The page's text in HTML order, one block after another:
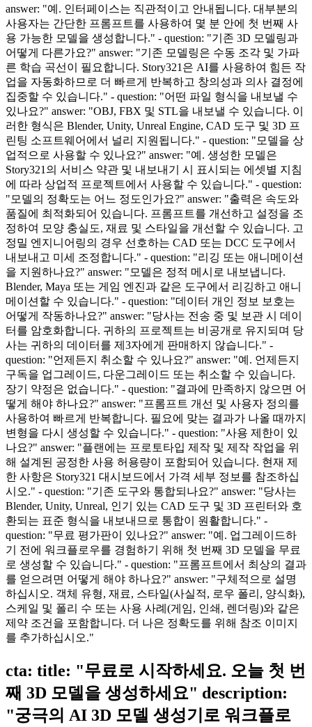
answer: "예. 인터페이스는 직관적이고 안내됩니다. 대부분의
사용자는 간단한 프롬프트를 사용하여 몇 분 안에 첫 번째 사
용 가능한 모델을 생성합니다." - question: "기존 3D 모델링과
어떻게 다른가요?" answer: "기존 모델링은 수동 조각 및 가파
른 학습 곡선이 필요합니다. Story321은 AI를 사용하여 힘든 작
업을 자동화하므로 더 빠르게 반복하고 창의성과 의사 결정에
집중할 수 있습니다." - question: "어떤 파일 형식을 내보낼 수
있나요?" answer: "OBJ, FBX 및 STL을 내보낼 수 있습니다. 이
러한 형식은 Blender, Unity, Unreal Engine, CAD 도구 및 3D 프
린팅 소프트웨어에서 널리 지원됩니다." - question: "모델을 상
업적으로 사용할 수 있나요?" answer: "예. 생성한 모델은
Story321의 서비스 약관 및 내보내기 시 표시되는 에셋별 지침
에 따라 상업적 프로젝트에서 사용할 수 있습니다." - question:
"모델의 정확도는 어느 정도인가요?" answer: "출력은 속도와
품질에 최적화되어 있습니다. 프롬프트를 개선하고 설정을 조
정하여 모양 충실도, 재료 및 스타일을 개선할 수 있습니다. 고
정밀 엔지니어링의 경우 선호하는 CAD 또는 DCC 도구에서
내보내고 미세 조정합니다." - question: "리깅 또는 애니메이션
을 지원하나요?" answer: "모델은 정적 메시로 내보냅니다.
Blender, Maya 또는 게임 엔진과 같은 도구에서 리깅하고 애니
메이션할 수 있습니다." - question: "데이터 개인 정보 보호는
어떻게 작동하나요?" answer: "당사는 전송 중 및 보관 시 데이
터를 암호화합니다. 귀하의 프로젝트는 비공개로 유지되며 당
사는 귀하의 데이터를 제3자에게 판매하지 않습니다." -
question: "언제든지 취소할 수 있나요?" answer: "예. 언제든지
구독을 업그레이드, 다운그레이드 또는 취소할 수 있습니다.
장기 약정은 없습니다." - question: "결과에 만족하지 않으면 어
떻게 해야 하나요?" answer: "프롬프트 개선 및 사용자 정의를
사용하여 빠르게 반복합니다. 필요에 맞는 결과가 나올 때까지
변형을 다시 생성할 수 있습니다." - question: "사용 제한이 있
나요?" answer: "플랜에는 프로토타입 제작 및 제작 작업을 위
해 설계된 공정한 사용 허용량이 포함되어 있습니다. 현재 제
한 사항은 Story321 대시보드에서 가격 세부 정보를 참조하십
시오." - question: "기존 도구와 통합되나요?" answer: "당사는
Blender, Unity, Unreal, 인기 있는 CAD 도구 및 3D 프린터와 호
환되는 표준 형식을 내보내므로 통합이 원활합니다." -
question: "무료 평가판이 있나요?" answer: "예. 업그레이드하
기 전에 워크플로우를 경험하기 위해 첫 번째 3D 모델을 무료
로 생성할 수 있습니다." - question: "프롬프트에서 최상의 결과
를 얻으려면 어떻게 해야 하나요?" answer: "구체적으로 설명
하십시오. 객체 유형, 재료, 스타일(사실적, 로우 폴리, 양식화),
스케일 및 폴리 수 또는 사용 사례(게임, 인쇄, 렌더링)와 같은
제약 조건을 포함합니다. 더 나은 정확도를 위해 참조 이미지
를 추가하십시오."
cta: title: "무료로 시작하세요. 오늘 첫 번
째 3D 모델을 생성하세요" description:
"궁극의 AI 3D 모델 생성기로 워크플로